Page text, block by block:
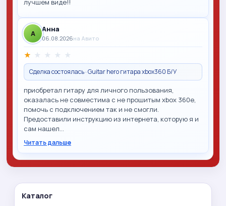
A Анна
06.08.2026на Авито
★ ★ ★ ★ ★
Сделка состоялась · Guitar hero гитара xbox360 Б/У
приобретал гитару для личного пользования,
оказалась не совместима с не прошитым xbox 360e,
помочь с подключением так и не смогли.
Предоставили инструкцию из интернета, которую я и
сам нашел…
Читать дальше
Каталог